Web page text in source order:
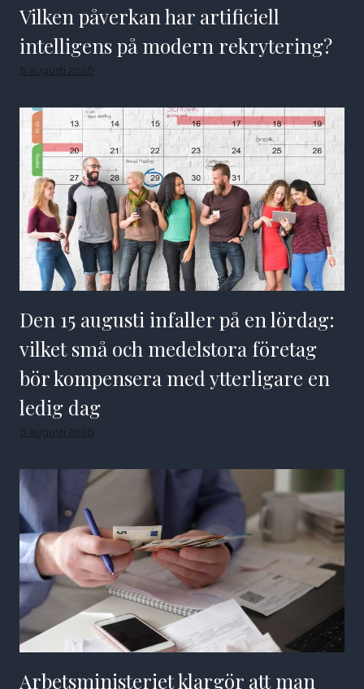
Vilken påverkan har artificiell
intelligens på modern rekrytering?
8 augusti 2026
Den 15 augusti infaller på en lördag:
vilket små och medelstora företag
bör kompensera med ytterligare en
ledig dag
8 augusti 2026
Arbetsministeriet klargör att man